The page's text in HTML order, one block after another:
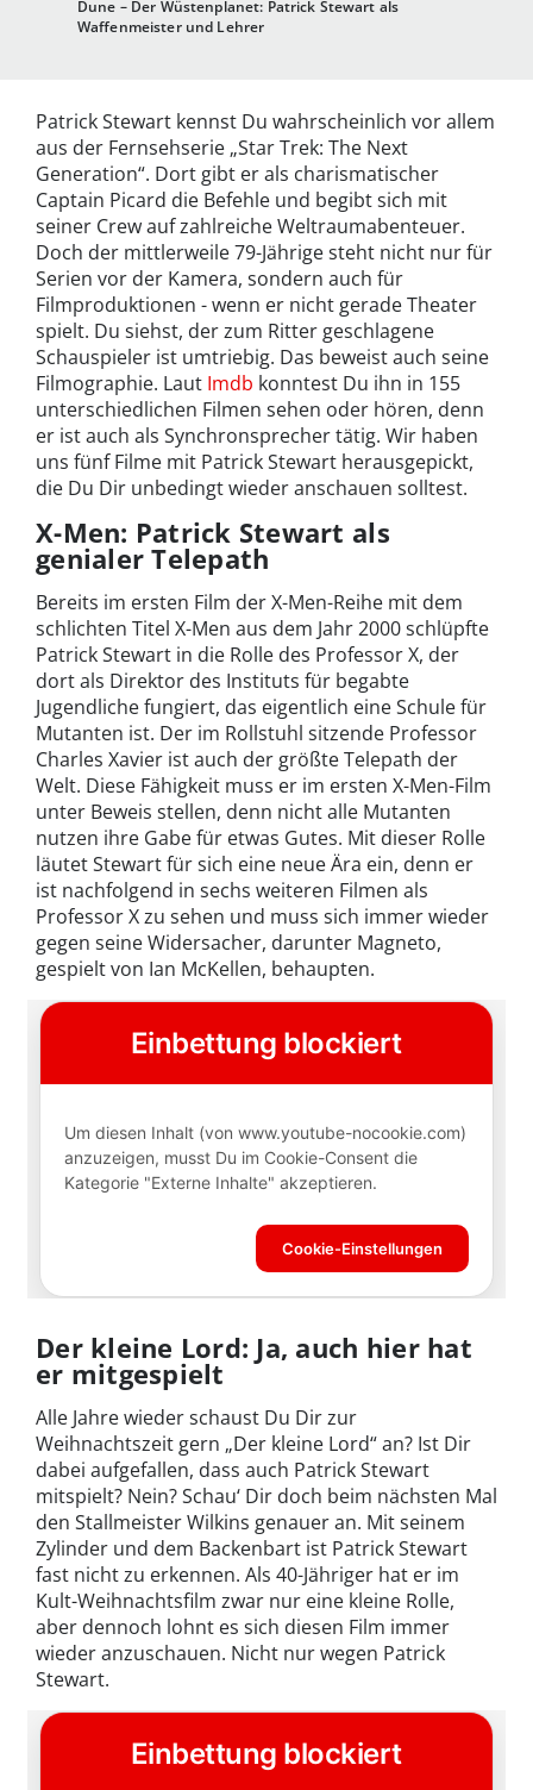
Dune – Der Wüstenplanet: Patrick Stewart als
Waffenmeister und Lehrer
Patrick Stewart kennst Du wahrscheinlich vor allem
aus der Fernsehserie „Star Trek: The Next
Generation“. Dort gibt er als charismatischer
Captain Picard die Befehle und begibt sich mit
seiner Crew auf zahlreiche Weltraumabenteuer.
Doch der mittlerweile 79-Jährige steht nicht nur für
Serien vor der Kamera, sondern auch für
Filmproduktionen - wenn er nicht gerade Theater
spielt. Du siehst, der zum Ritter geschlagene
Schauspieler ist umtriebig. Das beweist auch seine
Filmographie. Laut Imdb konntest Du ihn in 155
unterschiedlichen Filmen sehen oder hören, denn
er ist auch als Synchronsprecher tätig. Wir haben
uns fünf Filme mit Patrick Stewart herausgepickt,
die Du Dir unbedingt wieder anschauen solltest.
X-Men: Patrick Stewart als
genialer Telepath
Bereits im ersten Film der X-Men-Reihe mit dem
schlichten Titel X-Men aus dem Jahr 2000 schlüpfte
Patrick Stewart in die Rolle des Professor X, der
dort als Direktor des Instituts für begabte
Jugendliche fungiert, das eigentlich eine Schule für
Mutanten ist. Der im Rollstuhl sitzende Professor
Charles Xavier ist auch der größte Telepath der
Welt. Diese Fähigkeit muss er im ersten X-Men-Film
unter Beweis stellen, denn nicht alle Mutanten
nutzen ihre Gabe für etwas Gutes. Mit dieser Rolle
läutet Stewart für sich eine neue Ära ein, denn er
ist nachfolgend in sechs weiteren Filmen als
Professor X zu sehen und muss sich immer wieder
gegen seine Widersacher, darunter Magneto,
gespielt von Ian McKellen, behaupten.
Der kleine Lord: Ja, auch hier hat
er mitgespielt
Alle Jahre wieder schaust Du Dir zur
Weihnachtszeit gern „Der kleine Lord“ an? Ist Dir
dabei aufgefallen, dass auch Patrick Stewart
mitspielt? Nein? Schau‘ Dir doch beim nächsten Mal
den Stallmeister Wilkins genauer an. Mit seinem
Zylinder und dem Backenbart ist Patrick Stewart
fast nicht zu erkennen. Als 40-Jähriger hat er im
Kult-Weihnachtsfilm zwar nur eine kleine Rolle,
aber dennoch lohnt es sich diesen Film immer
wieder anzuschauen. Nicht nur wegen Patrick
Stewart.